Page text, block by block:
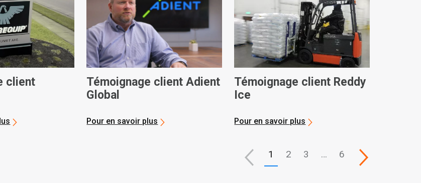
client
Témoignage client Adient
Global
Pour en savoir plus
Témoignage client Reddy
Ice
Pour en savoir plus
1 2 3 … 6